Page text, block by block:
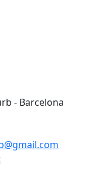
- Barcelona